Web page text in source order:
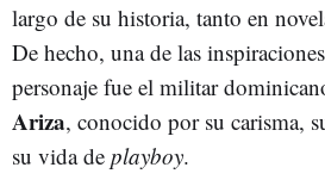
largo de su historia, tanto en
De hecho, una de las
personaje fue el militar
Ariza, conocido por su carisma,
su vida de playboy.